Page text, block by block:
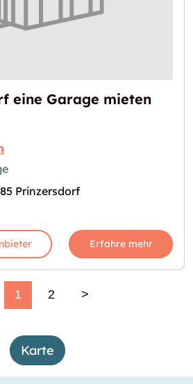
eine Garage mieten
Prinzersdorf
Erfahre mehr
1 2 >
Karte